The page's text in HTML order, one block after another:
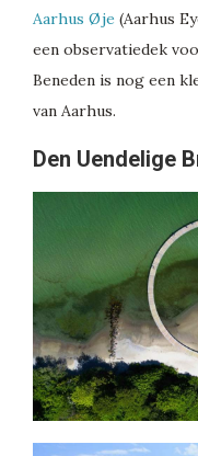
Aarhus Øje (Aarhus
een observatiedek
Beneden is nog een
van Aarhus.
Den Uendelige